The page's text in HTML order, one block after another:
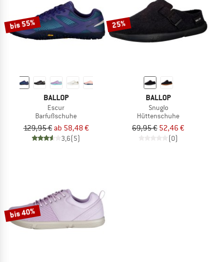
bis 55%
BALLOP
Escur
Barfußschuhe
129,95 € ab 58,48 €
3,6(5)
25%
BALLOP
Snuglo
Hüttenschuhe
69,95 € 52,46 €
(0)
bis 40%